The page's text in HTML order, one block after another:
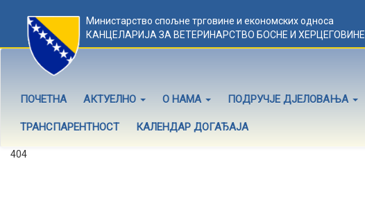
Министарство спољне трговине и економских односа
КАНЦЕЛАРИЈА ЗА ВЕТЕРИНАРСТВО БОСНЕ И ХЕРЦЕГОВИНЕ
ПОЧЕТНА АКТУЕЛНО О НАМА ПОДРУЧЈЕ ДЈЕЛОВАЊА
ТРАНСПАРЕНТНОСТ КАЛЕНДАР ДОГАЂАЈА
404